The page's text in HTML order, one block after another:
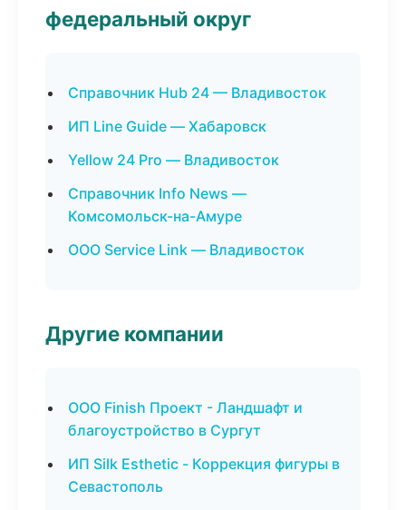
федеральный округ
Справочник Hub 24 — Владивосток
ИП Line Guide — Хабаровск
Yellow 24 Pro — Владивосток
Справочник Info News —
Комсомольск-на-Амуре
ООО Service Link — Владивосток
Другие компании
ООО Finish Проект - Ландшафт и
благоустройство в Сургут
ИП Silk Esthetic - Коррекция фигуры в
Севастополь